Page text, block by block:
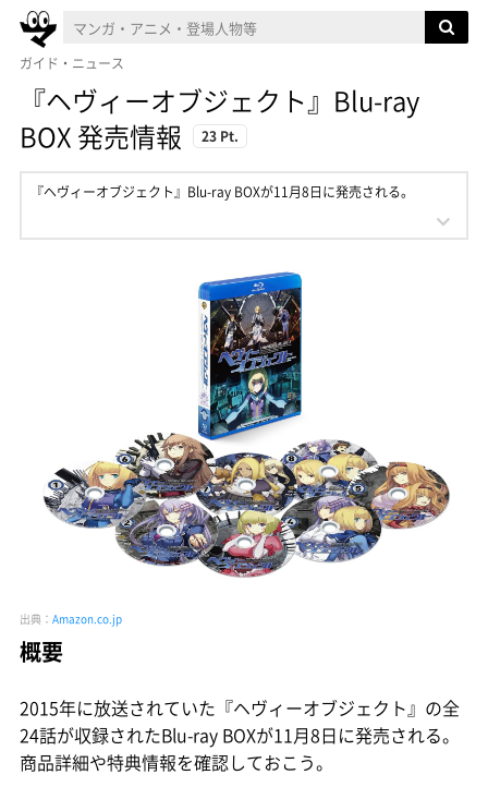
ガイド・ニュース
『ヘヴィーオブジェクト』Blu-ray
BOX 発売情報
23 Pt.
『ヘヴィーオブジェクト』Blu-ray BOXが11月8日に発売される。
出典： Amazon.co.jp
概要
2015年に放送されていた『ヘヴィーオブジェクト』の全
24話が収録されたBlu-ray BOXが11月8日に発売される。
商品詳細や特典情報を確認しておこう。